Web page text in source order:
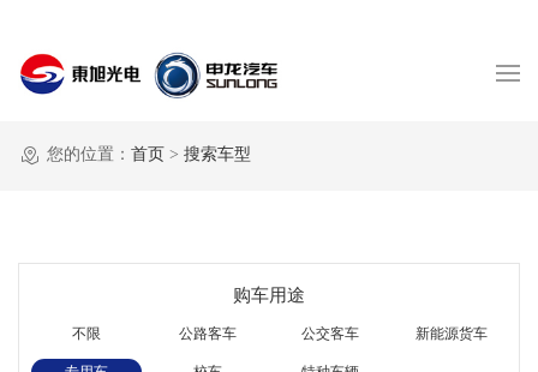
您的位置： 首页 > 搜索车型
购车用途
不限 公路客车 公交客车 新能源货车